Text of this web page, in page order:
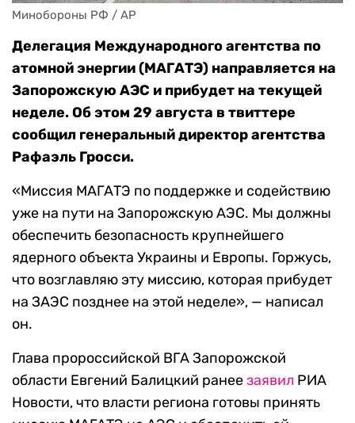
Минобороны РФ / AP
Делегация Международного агентства по
атомной энергии (МАГАТЭ) направляется на
Запорожскую АЭС и прибудет на текущей
неделе. Об этом 29 августа в твиттере
сообщил генеральный директор агентства
Рафаэль Гросси.
«Миссия МАГАТЭ по поддержке и содействию
уже на пути на Запорожскую АЭС. Мы должны
обеспечить безопасность крупнейшего
ядерного объекта Украины и Европы. Горжусь,
что возглавляю эту миссию, которая прибудет
на ЗАЭС позднее на этой неделе», — написал
он.
Глава пророссийской ВГА Запорожской
области Евгений Балицкий ранеезаявил РИА
Новости, что власти региона готовы принять